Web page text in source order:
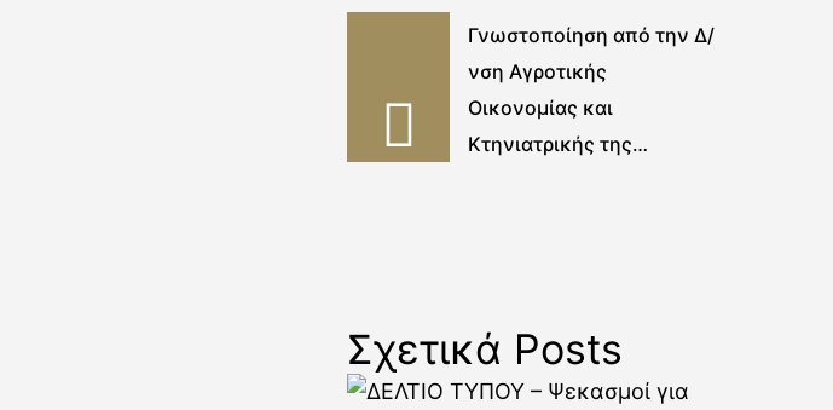
Γνωστοποίηση από την Δ/
νση Αγροτικής
Οικονομίας και
Κτηνιατρικής της
ποικιλιών αμπέλου
Σχετικά Posts